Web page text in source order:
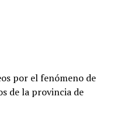
por el fenómeno de
de la provincia de